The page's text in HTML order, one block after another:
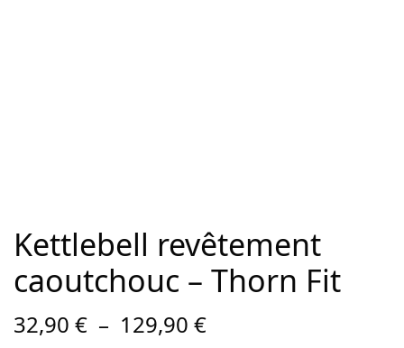
Kettlebell revêtement
caoutchouc – Thorn Fit
32,90€ – 129,90€Plage